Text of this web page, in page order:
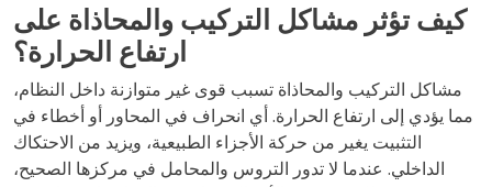
كيف تؤثر مشاكل التركيب والمحاذاة على
ارتفاع الحرارة؟
مشاكل التركيب والمحاذاة تسبب قوى غير متوازنة داخل النظام،
مما يؤدي إلى ارتفاع الحرارة. أي انحراف في المحاور أو أخطاء في
التثبيت يغير من حركة الأجزاء الطبيعية، ويزيد من الاحتكاك
الداخلي. عندما لا تدور التروس والمحامل في مركزها الصحيح،